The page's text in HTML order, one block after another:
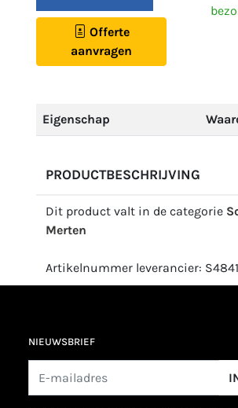
Offerte
aanvragen
Eigenschap
PRODUCTBESCHRIJVING
Dit product valt in de categorie
Merten
Artikelnummer leverancier:
NIEUWSBRIEF